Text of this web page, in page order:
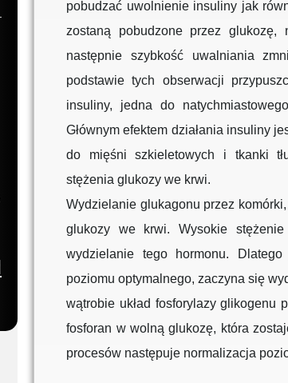
pobudzać uwolnienie insuliny jak
zostaną pobudzone przez glukozę,
następnie szybkość uwalniania
podstawie tych obserwacji
insuliny, jedna do
Głównym efektem działania insuliny
do mięśni szkieletowych i tkanki
stężenia glukozy we krwi.
Wydzielanie glukagonu przez
glukozy we krwi. Wysokie
wydzielanie tego hormonu.
poziomu optymalnego, zaczyna się
wątrobie układ fosforylazy glikogenu
fosforan w wolną glukozę, która
procesów następuje normalizacja